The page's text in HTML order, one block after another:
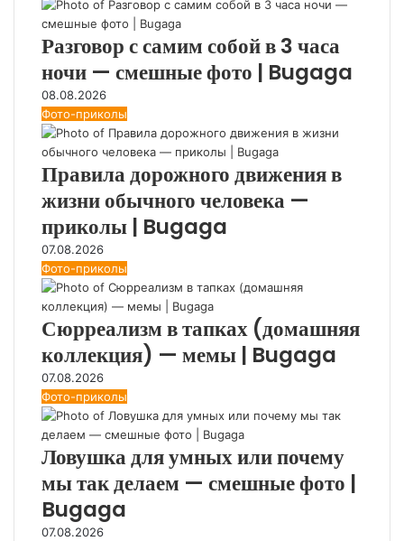
Разговор с самим собой в 3 часа
ночи — смешные фото | Bugaga
08.08.2026
Фото-приколы
Правила дорожного движения в
жизни обычного человека —
приколы | Bugaga
07.08.2026
Фото-приколы
Сюрреализм в тапках (домашняя
коллекция) — мемы | Bugaga
07.08.2026
Фото-приколы
Ловушка для умных или почему
мы так делаем — смешные фото |
Bugaga
07.08.2026